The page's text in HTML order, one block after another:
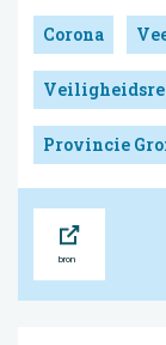
Corona
Provincie